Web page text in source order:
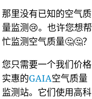
那里没有已知的空气质
量监测😢。也许您想帮
忙监测空气质量🤔🤔？
您只需要一个我们价格
实惠的GAIA空气质量
监测站。它们使用高科